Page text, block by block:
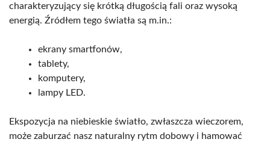
charakteryzujący się krótką długością fali oraz wysoką
energią. Źródłem tego światła są m.in.:
ekrany smartfonów,
tablety,
komputery,
lampy LED.
Ekspozycja na niebieskie światło, zwłaszcza wieczorem,
może zaburzać nasz naturalny rytm dobowy i hamować